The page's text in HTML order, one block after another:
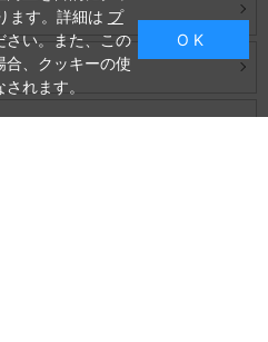
ます。詳細は プ
さい。また、この
合、クッキーの使
れます。
O K